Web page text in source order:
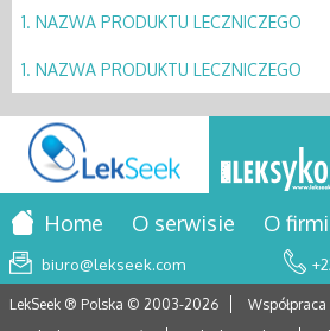
1. NAZWA PRODUKTU LECZNICZEGO
1. NAZWA PRODUKTU LECZNICZEGO
Home O serwisie O
biuro@lekseek.com
LekSeek ® Polska © 2003-2026 Współpraca